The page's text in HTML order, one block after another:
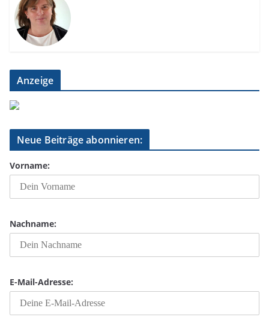
Anzeige
Neue Beiträge abonnieren:
Vorname:
Nachname:
E-Mail-Adresse: